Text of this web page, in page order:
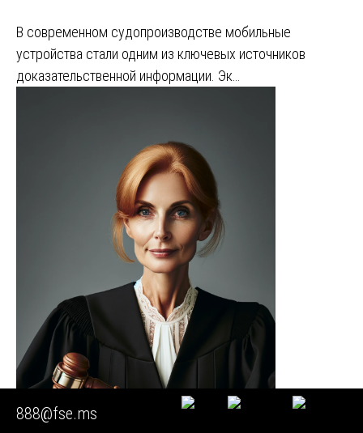
В современном судопроизводстве мобильные
устройства стали одним из ключевых источников
доказательственной информации. Эк…
888@fse.ms